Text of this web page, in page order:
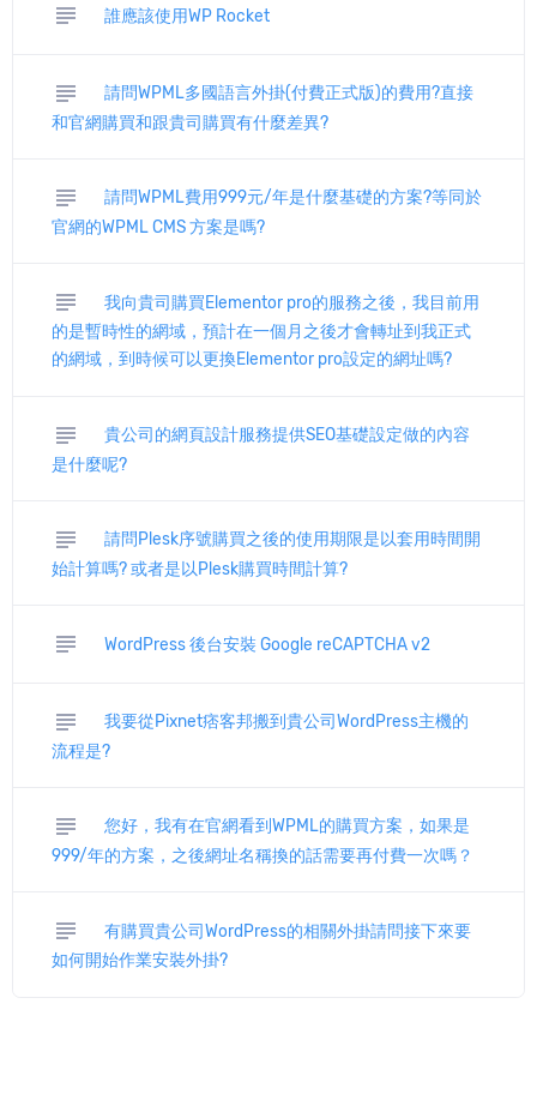
subject 誰應該使用WP Rocket
subject
請問WPML多國語言外掛(付費正式版)的費用?直接
和官網購買和跟貴司購買有什麼差異?
subject
請問WPML費用999元/年是什麼基礎的方案?等同於
官網的WPML CMS 方案是嗎?
subject
我向貴司購買Elementor pro的服務之後，我目前用
的是暫時性的網域，預計在一個月之後才會轉址到我正式
的網域，到時候可以更換Elementor pro設定的網址嗎?
subject
貴公司的網頁設計服務提供SEO基礎設定做的內容
是什麼呢?
subject
請問Plesk序號購買之後的使用期限是以套用時間開
始計算嗎? 或者是以Plesk購買時間計算?
subject WordPress 後台安裝 Google reCAPTCHA v2
subject
我要從Pixnet痞客邦搬到貴公司WordPress主機的
流程是?
subject
您好，我有在官網看到WPML的購買方案，如果是
999/年的方案，之後網址名稱換的話需要再付費一次嗎？
subject
有購買貴公司WordPress的相關外掛請問接下來要
如何開始作業安裝外掛?